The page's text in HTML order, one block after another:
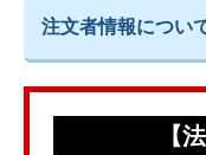
注文者情報につい
【